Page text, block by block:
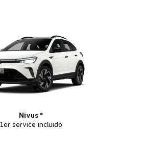
Nivus*
1er service incluido